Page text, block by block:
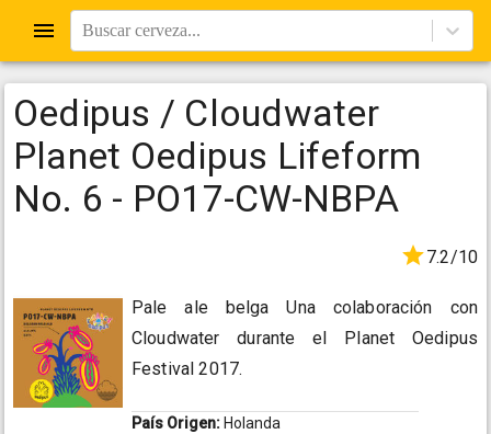
Buscar cerveza...
Oedipus / Cloudwater
Planet Oedipus Lifeform
No. 6 - PO17-CW-NBPA
7.2/10
Pale ale belga Una colaboración con
Cloudwater durante el Planet Oedipus
Festival 2017.
País Origen: Holanda